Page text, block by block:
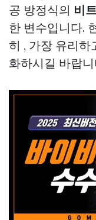
공 방정식의 비
한 변수입니다.
히 , 가장 유리하
화하시길 바랍니